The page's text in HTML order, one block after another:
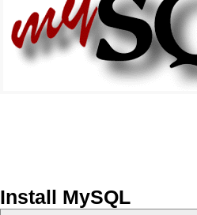
Install MySQL